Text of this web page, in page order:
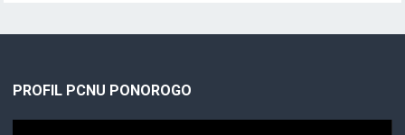
PROFIL PCNU PONOROGO